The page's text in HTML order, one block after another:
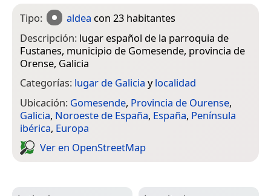
Tipo: aldea con 23 habitantes
Descripción: lugar español de la parroquia de
Fustanes, municipio de Gomesende, provincia de
Orense, Galicia
Categorías: lugar de Galicia ylocalidad
Ubicación: Gomesende, Provincia de Ourense,
Galicia, Noroeste de España, España, Península
ibérica, Europa
Ver en Open­Street­Map